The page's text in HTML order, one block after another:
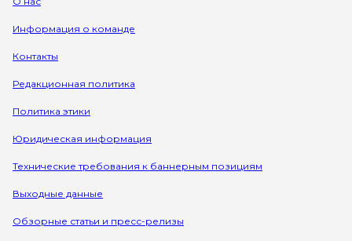
Информация о команде
Контакты
Редакционная политика
Политика этики
Юридическая информация
Технические требования к баннерным позициям
Выходные данные
Обзорные статьи и пресс-релизы